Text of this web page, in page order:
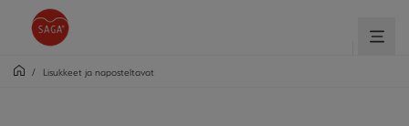
/ Lisukkeet ja naposteltavat